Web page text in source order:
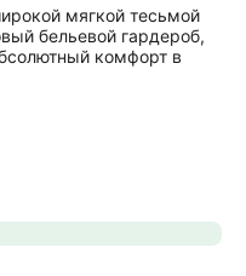
мягкой тесьмой
бельевой гардероб,
комфорт в